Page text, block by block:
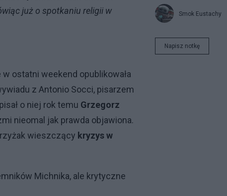
już o spotkaniu religii w
ostatni weekend opublikowała
z Antonio Socci, pisarzem
o niej rok temu Grzegorz
nieomal jak prawda objawiona.
wieszczący kryzys w
Michnika, ale krytyczne
Smok Eustachy
Napisz notkę